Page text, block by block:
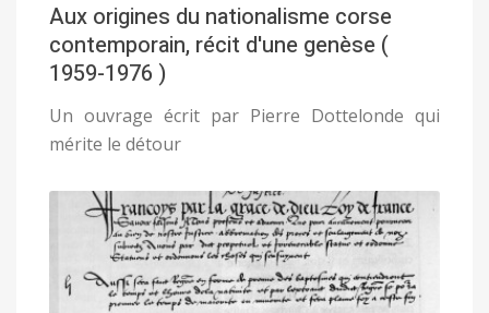
Aux origines du nationalisme corse
contemporain, récit d'une genèse (
1959-1976 )
Un ouvrage écrit par Pierre Dottelonde qui
mérite le détour